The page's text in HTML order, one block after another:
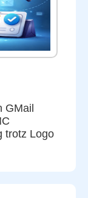
GMail
trotz Logo